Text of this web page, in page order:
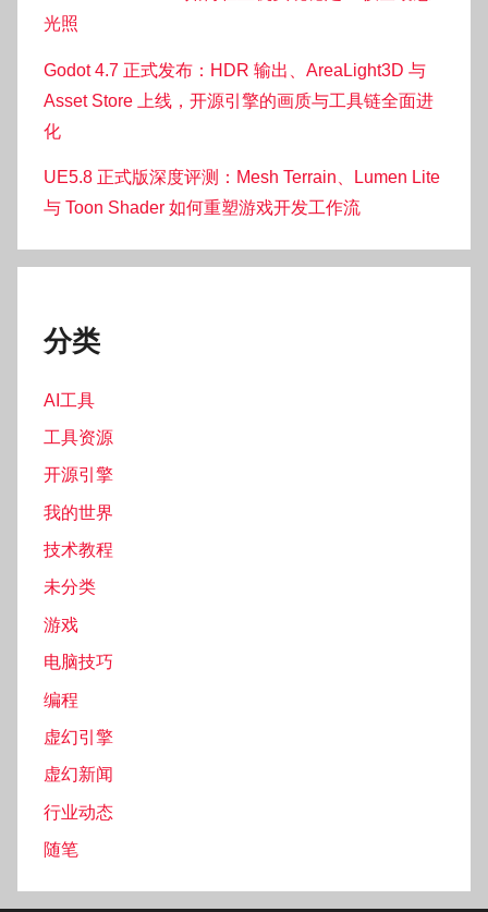
光照
Godot 4.7 正式发布：HDR 输出、AreaLight3D 与
Asset Store 上线，开源引擎的画质与工具链全面进
化
UE5.8 正式版深度评测：Mesh Terrain、Lumen Lite
与 Toon Shader 如何重塑游戏开发工作流
分类
AI工具
工具资源
开源引擎
我的世界
技术教程
未分类
游戏
电脑技巧
编程
虚幻引擎
虚幻新闻
行业动态
随笔